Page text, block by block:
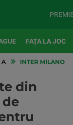
FAȚA LA JOC
A INTER MILANO
din